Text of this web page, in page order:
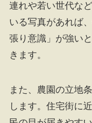
連れや若い世代な
いる写真があれば
張り意識」が強い
きます。
また、農園の立地
します。住宅街に